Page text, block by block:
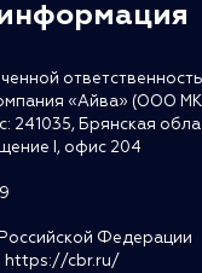
«Айва» (ООО
Брянская
I, офис 204
Федерации
https://cbr.ru/